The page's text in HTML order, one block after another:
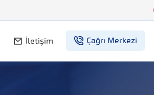
İletişim Çağrı Merkezi